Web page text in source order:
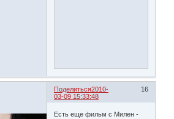
Поделиться 16
2010-
03-09 15:33:48
Есть еще фильм с Милен -